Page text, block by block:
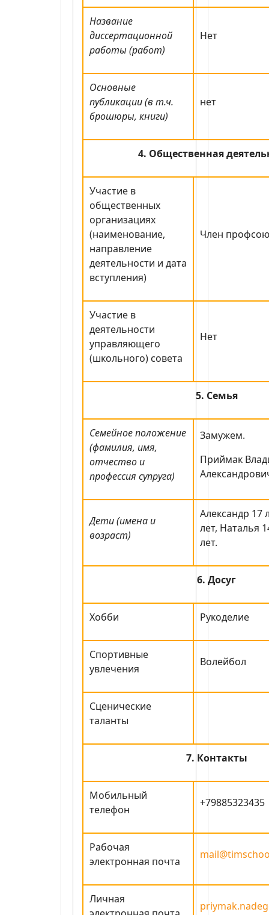
Название
диссертационной
работы (работ)
Нет
Основные
публикации (в т.ч.
брошюры, книги)
нет
4. Общественная
Участие в
общественных
организациях
(наименование,
направление
деятельности и дата
вступления)
Член
Участие в
деятельности
управляющего
(школьного) совета
Нет
5. Семья
Семейное положение
(фамилия, имя,
отчество и
профессия супруга)
Замужем.
Приймак
Дети (имена и
возраст)
Александр 17
лет, Наталья
лет.
6. Досуг
Хобби Рукоделие
Спортивные
увлечения
Волейбол
Сценические
таланты
7. Контакты
Мобильный
телефон
+79885323435
Рабочая
электронная почта
Личная